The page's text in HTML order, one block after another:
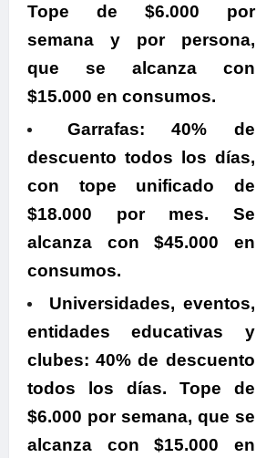
Tope de $6.000 por
semana y por persona,
que se alcanza con
$15.000 en consumos.
Garrafas:40% de
descuento todos los días,
con tope unificado de
$18.000 por mes. Se
alcanza con $45.000 en
consumos.
Universidades, eventos,
entidades educativas y
clubes: 40% de descuento
todos los días. Tope de
$6.000 por semana, que se
alcanza con $15.000 en